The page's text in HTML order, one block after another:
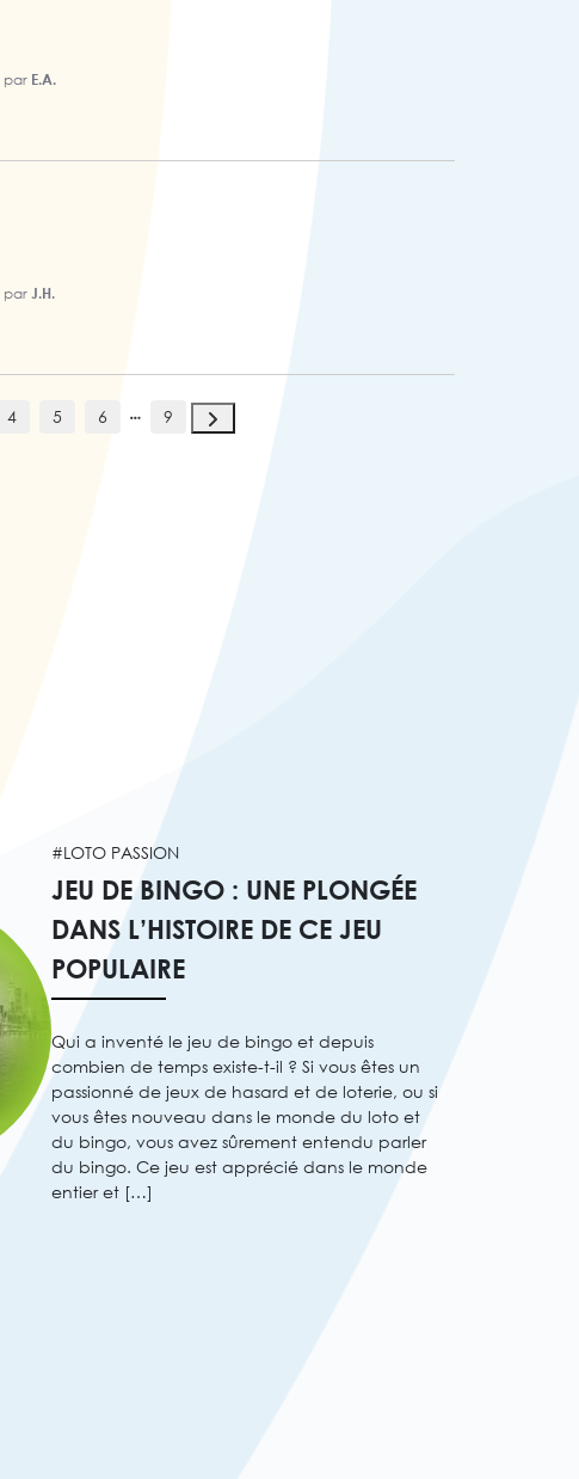
par E.A.
par J.H.
4 5 6 9
#LOTO PASSION
JEU DE BINGO : UNE PLONGÉE
DANS L’HISTOIRE DE CE JEU
POPULAIRE
Qui a inventé le jeu de bingo et depuis
combien de temps existe-t-il ? Si vous êtes un
passionné de jeux de hasard et de loterie, ou si
vous êtes nouveau dans le monde du loto et
du bingo, vous avez sûrement entendu parler
du bingo. Ce jeu est apprécié dans le monde
entier et […]